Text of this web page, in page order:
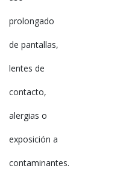
prolongado
de pantallas,
lentes de
contacto,
alergias o
exposición a
contaminantes.